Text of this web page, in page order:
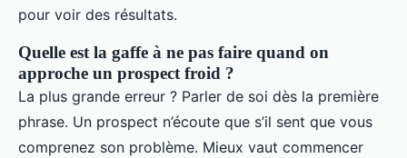
pour voir des résultats.
Quelle est la gaffe à ne pas faire quand on
approche un prospect froid ?
La plus grande erreur ? Parler de soi dès la première
phrase. Un prospect n’écoute que s’il sent que vous
comprenez son problème. Mieux vaut commencer